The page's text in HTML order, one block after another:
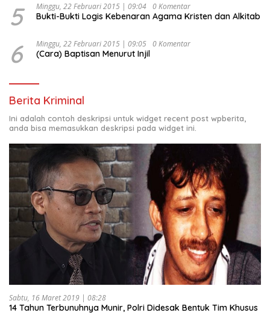
5 Minggu, 22 Februari 2015 | 09:04 0 Komentar
Bukti-Bukti Logis Kebenaran Agama Kristen dan Alkitab
6 Minggu, 22 Februari 2015 | 09:05 0 Komentar
(Cara) Baptisan Menurut Injil
Berita Kriminal
Ini adalah contoh deskripsi untuk widget recent post wpberita,
anda bisa memasukkan deskripsi pada widget ini.
Sabtu, 16 Maret 2019 | 08:28
14 Tahun Terbunuhnya Munir, Polri Didesak Bentuk Tim Khusus